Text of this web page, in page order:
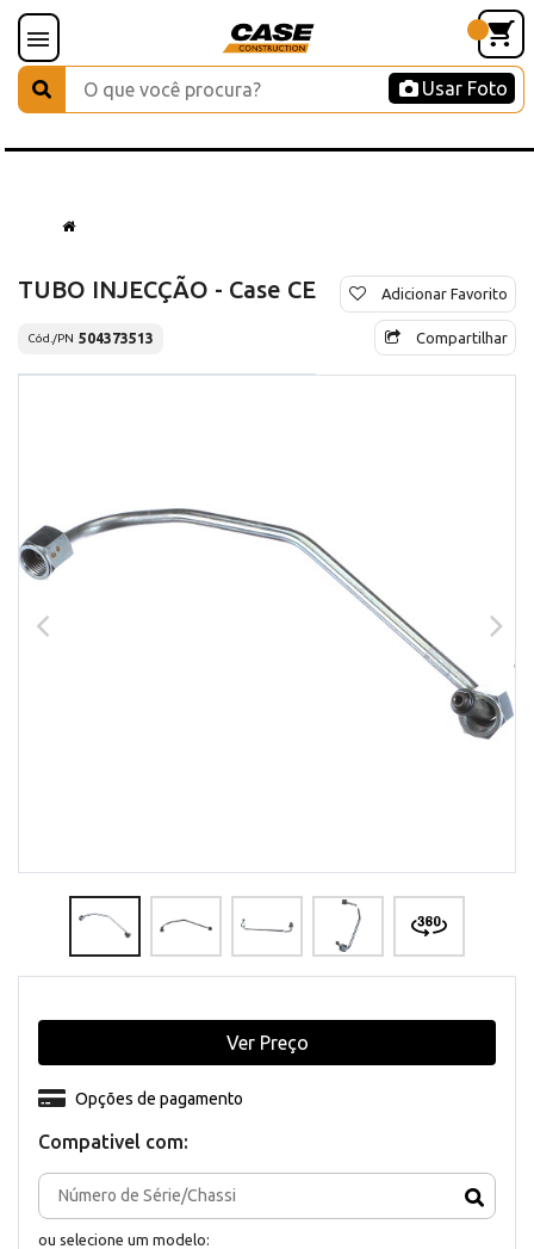
Usar Foto
TUBO INJECÇÃO - Case CE
Cód./PN 504373513
Adicionar Favorito
Compartilhar
Compativel com:
ou selecione um modelo:
Opções de pagamento
Ver Preço